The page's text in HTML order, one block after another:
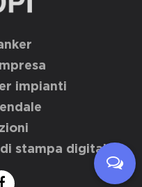
impianti
stampa digitale